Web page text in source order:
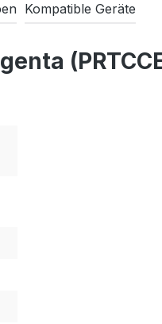
Kompatible Geräte